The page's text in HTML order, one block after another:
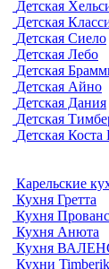
Детская
Детская
Детская Сиело
Детская Лебо
Детская
Детская Айно
Детская Дания
Детская
Детская Коста
Карельские
Кухня Гретта
Кухня Прованс
Кухня Анюта
Кухня
Кухни